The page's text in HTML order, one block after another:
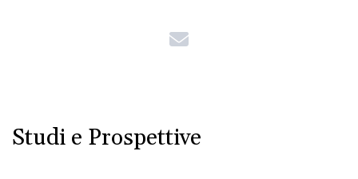
Mail
Studi e Prospettive